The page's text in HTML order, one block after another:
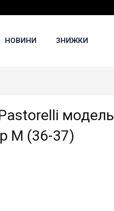
НОВИНИ ЗНИЖКИ
модель
M (36-37)